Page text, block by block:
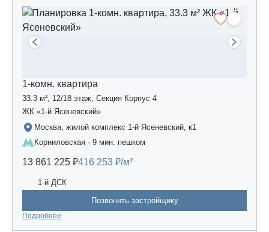
1-комн. квартира
33.3 м², 12/18 этаж, Секция Корпус 4
ЖК «1-й Ясеневский»
Москва, жилой комплекс 1-й Ясеневский, к1
Корниловская · 9 мин. пешком
13 861 225 ₽416 253 ₽/м²
1-й ДСК
Позвонить застройщику
Подробнее